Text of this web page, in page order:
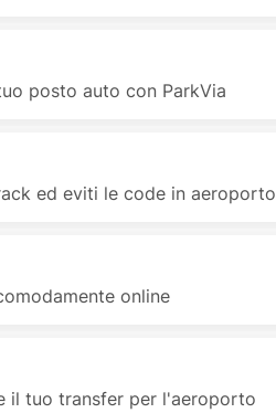
posto auto con ParkVia
ed eviti le code in aeroporto
online
il tuo transfer per l'aeroporto